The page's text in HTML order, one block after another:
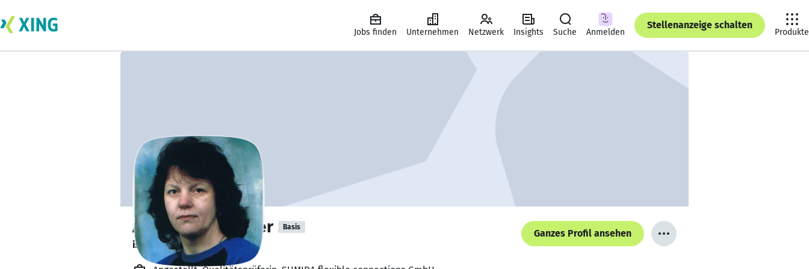
Jobs finden Unternehmen Netzwerk Insights Suche Anmelden
Stellenanzeige schalten
Produkte
Annekathrin Peter Basis
ist offen für Projekte. 🔎
Ganzes Profil ansehen